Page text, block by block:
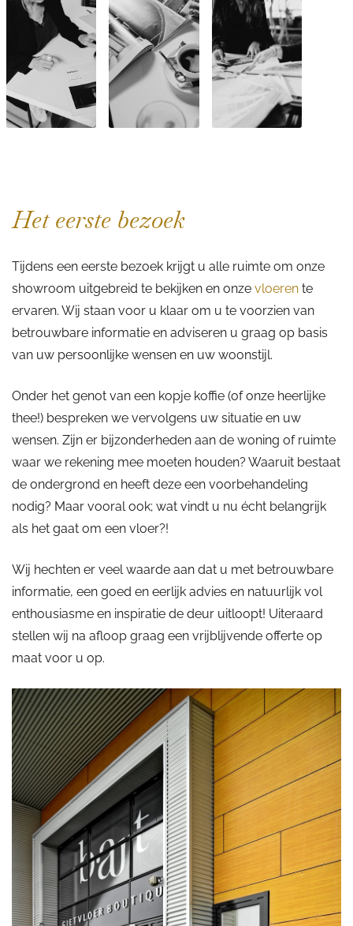
Het eerste bezoek
Tijdens een eerste bezoek krijgt u alle ruimte om onze
showroom uitgebreid te bekijken en onze vloeren te
ervaren. Wij staan voor u klaar om u te voorzien van
betrouwbare informatie en adviseren u graag op basis
van uw persoonlijke wensen en uw woonstijl.
Onder het genot van een kopje koffie (of onze heerlijke
thee!) bespreken we vervolgens uw situatie en uw
wensen. Zijn er bijzonderheden aan de woning of ruimte
waar we rekening mee moeten houden? Waaruit bestaat
de ondergrond en heeft deze een voorbehandeling
nodig? Maar vooral ook; wat vindt u nu écht belangrijk
als het gaat om een vloer?!
Wij hechten er veel waarde aan dat u met betrouwbare
informatie, een goed en eerlijk advies en natuurlijk vol
enthousiasme en inspiratie de deur uitloopt! Uiteraard
stellen wij na afloop graag een vrijblijvende offerte op
maat voor u op.